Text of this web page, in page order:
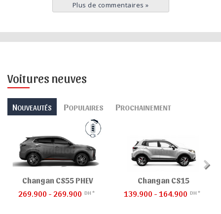
Plus de commentaires »
Voitures neuves
NOUVEAUTÉS POPULAIRES PROCHAINEMENT
Changan CS55 PHEV
269.900 - 269.900 DH *
Changan CS15
139.900 - 164.900 DH *